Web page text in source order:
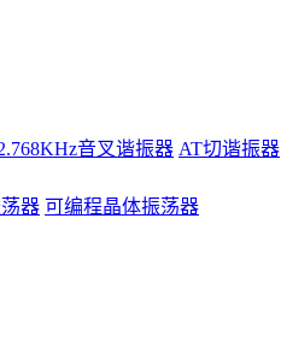
音叉谐振器 AT切谐振器
器 可编程晶体振荡器